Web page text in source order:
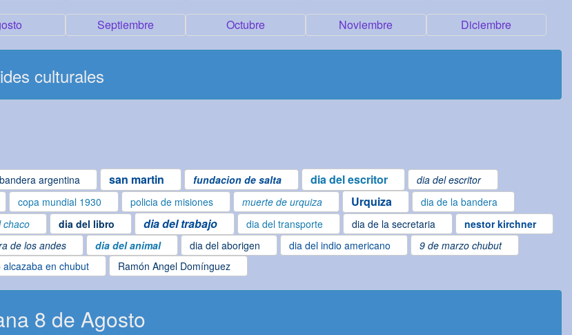
Septiembre Octubre Noviembre Diciembre
culturales
bandera argentina san martin fundacion de salta dia del escritor dia del escritor
copa mundial 1930 policia de misiones muerte de urquiza Urquiza
dia de la bandera
chaco dia del libro dia del trabajo dia del transporte dia de la secretaria
nestor kirchner
de los andes dia del animal dia del aborigen dia del indio americano
9 de marzo chubut
en chubut Ramón Angel Domínguez
8 de Agosto